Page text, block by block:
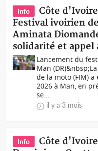
Info
Côte
Festival ivoirien
Aminata
solidarité et appel
Lancement du
Man
de la moto (FIM)
2026 à Man, en
se...
il y a 3 mois
Info
Côte